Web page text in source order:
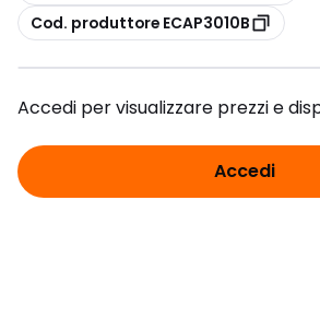
copia
Cod. produttore ECAP3010B
Accedi per visualizzare prezzi e
Accedi